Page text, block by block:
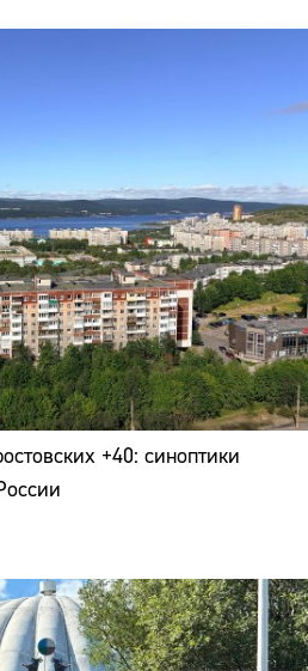
+40: синоптики